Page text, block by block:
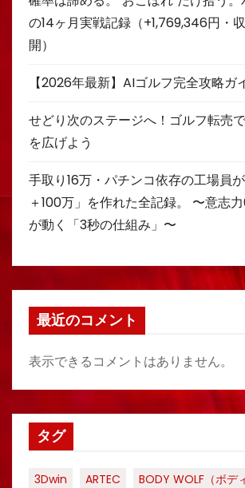
の14ヶ月実戦記録（+1,769,346円・
開）
【2026年最新】AIゴルフ完全攻略ガ
せどり次のステージへ！ゴルフ転売
を広げよう
手取り16万・パチンコ依存の工場員
＋100万」を作れた全記録。 〜意志
が動く「3秒の仕組み」〜
最近のコメント
表示できるコメントはありません。
タグ
3Dwin ARTEC
BODY WOLF（ボデ